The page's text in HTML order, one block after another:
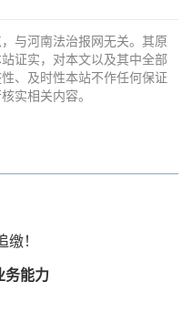
与河南法治报网无关。其原
证实，对本文以及其中全部
、及时性本站不作任何保证
实相关内容。
！
务能力